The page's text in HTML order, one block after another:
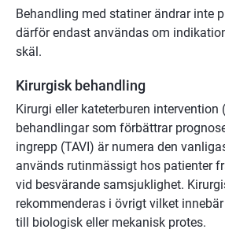
Behandling med statiner ändrar inte
därför endast användas om
skäl.
Kirurgisk behandling
Kirurgi eller kateterburen intervention
behandlingar som förbättrar
ingrepp (TAVI) är numera den
används rutinmässigt hos patienter
vid besvärande samsjuklighet.
rekommenderas i övrigt vilket
till biologisk eller mekanisk protes.